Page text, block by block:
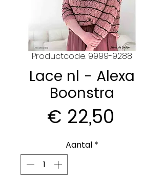
Productcode: 9999-9288
Lace nl - Alexa
Boonstra
€ 22,50
Aantal *